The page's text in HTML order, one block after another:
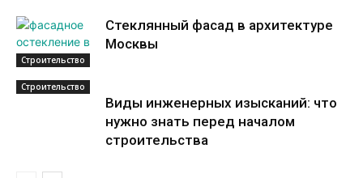
Строительство
Стеклянный фасад в архитектуре
Москвы
Строительство
Виды инженерных изысканий: что
нужно знать перед началом
строительства